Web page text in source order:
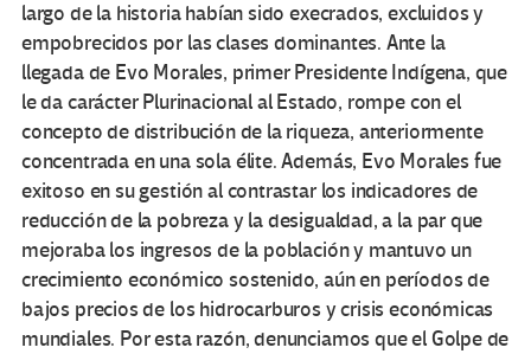
largo de la historia habían sido execrados, excluidos y
empobrecidos por las clases dominantes. Ante la
llegada de Evo Morales, primer Presidente Indígena, que
le da carácter Plurinacional al Estado, rompe con el
concepto de distribución de la riqueza, anteriormente
concentrada en una sola élite. Además, Evo Morales fue
exitoso en su gestión al contrastar los indicadores de
reducción de la pobreza y la desigualdad, a la par que
mejoraba los ingresos de la población y mantuvo un
crecimiento económico sostenido, aún en períodos de
bajos precios de los hidrocarburos y crisis económicas
mundiales. Por esta razón, denunciamos que el Golpe de